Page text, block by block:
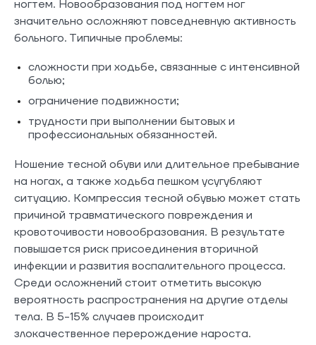
ногтем. Новообразования под ногтем ног
значительно осложняют повседневную активность
больного. Типичные проблемы:
сложности при ходьбе, связанные с интенсивной
болью;
ограничение подвижности;
трудности при выполнении бытовых и
профессиональных обязанностей.
Ношение тесной обуви или длительное пребывание
на ногах, а также ходьба пешком усугубляют
ситуацию. Компрессия тесной обувью может стать
причиной травматического повреждения и
кровоточивости новообразования. В результате
повышается риск присоединения вторичной
инфекции и развития воспалительного процесса.
Среди осложнений стоит отметить высокую
вероятность распространения на другие отделы
тела. В 5-15% случаев происходит
злокачественное перерождение нароста.